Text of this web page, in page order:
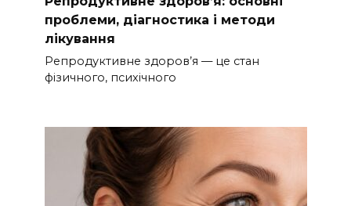
проблеми, діагностика і методи
лікування
Репродуктивне здоров’я — це стан
фізичного, психічного